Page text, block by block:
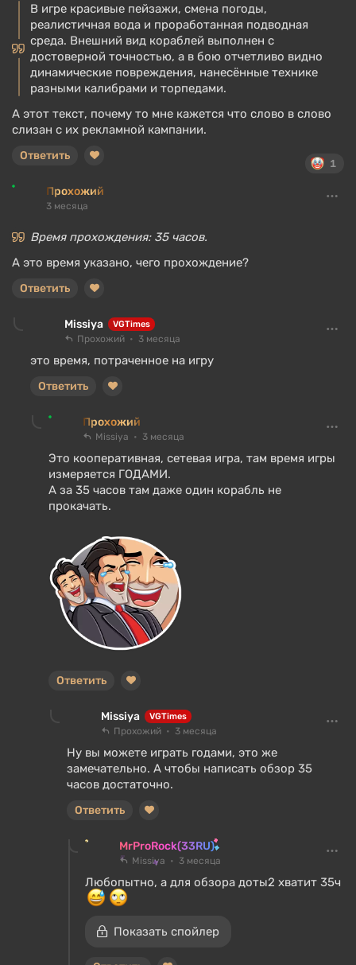
В игре красивые пейзажи, смена погоды,
реалистичная вода и проработанная подводная
среда. Внешний вид кораблей выполнен с
достоверной точностью, а в бою отчетливо видно
динамические повреждения, нанесённые технике
разными калибрами и торпедами.
А этот текст, почему то мне кажется что слово в слово
слизан с их рекламной кампании.
1
Ответить
Прохожий
3 месяца
Время прохождения: 35 часов.
А это время указано, чего прохождение?
Ответить
Missiya VGTimes
Прохожий 3 месяца
это время, потраченное на игру
Ответить
Прохожий
Missiya 3 месяца
Это кооперативная, сетевая игра, там время игры
измеряется ГОДАМИ.
А за 35 часов там даже один корабль не
прокачать.
Ответить
Missiya VGTimes
Прохожий 3 месяца
Ну вы можете играть годами, это же
замечательно. А чтобы написать обзор 35
часов достаточно.
Ответить
MrProRock(33RU)
Missiya 3 месяца
Любопытно, а для обзора доты2 хватит 35ч
Показать спойлер